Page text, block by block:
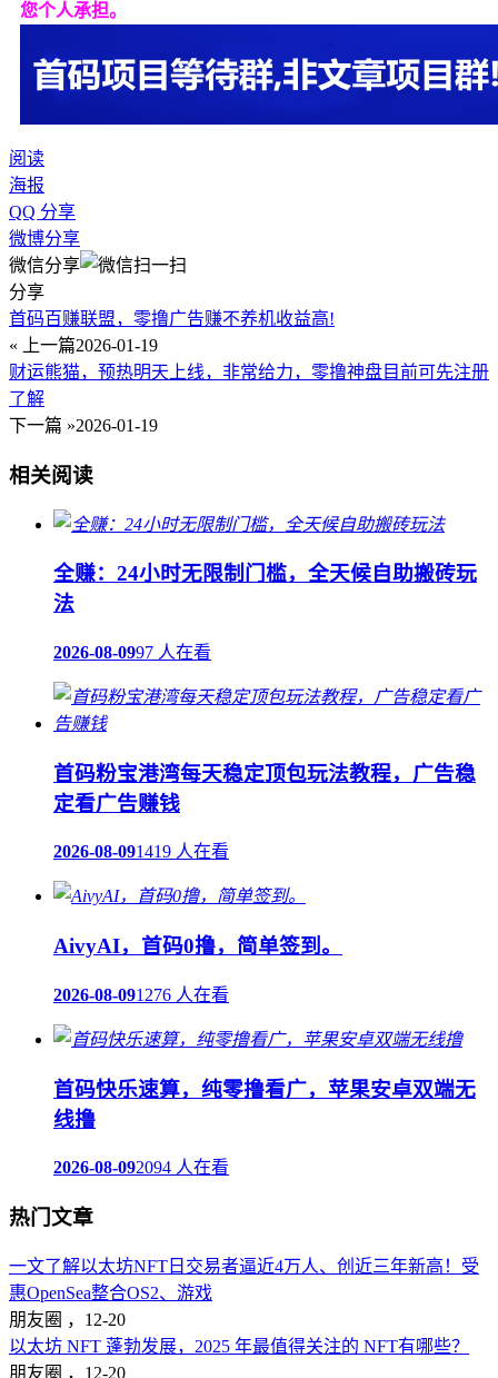
您个人承担。
阅读
海报
QQ 分享
微博分享
微信分享
分享
首码百赚联盟，零撸广告赚不养机收益高!
« 上一篇2026-01-19
财运熊猫，预热明天上线，非常给力，零撸神盘目前可先注册
了解
下一篇 »2026-01-19
相关阅读
全赚：24小时无限制门槛，全天候自助搬砖玩
法
2026-08-0997 人在看
首码粉宝港湾每天稳定顶包玩法教程，广告稳
定看广告赚钱
2026-08-091419 人在看
AivyAI，首码0撸，简单签到。
2026-08-091276 人在看
首码快乐速算，纯零撸看广，苹果安卓双端无
线撸
2026-08-092094 人在看
热门文章
一文了解以太坊NFT日交易者逼近4万人、创近三年新高！受
惠OpenSea整合OS2、游戏
朋友圈 ， 12-20
以太坊 NFT 蓬勃发展，2025 年最值得关注的 NFT有哪些？
朋友圈 ， 12-20